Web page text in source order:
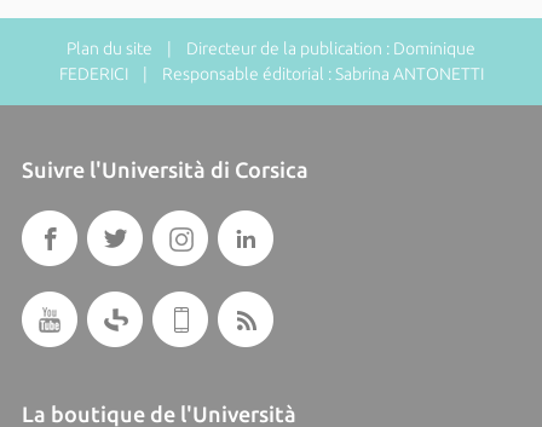
Plan du site | Directeur de la publication : Dominique
FEDERICI | Responsable éditorial : Sabrina ANTONETTI
Suivre l'Università di Corsica
La boutique de l'Università